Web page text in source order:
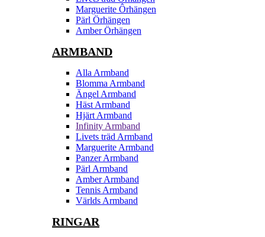
Marguerite Ôrhängen
Pärl Örhängen
Amber Örhängen
ARMBAND
Alla Armband
Blomma Armband
Ängel Armband
Häst Armband
Hjärt Armband
Infinity Armband
Livets träd Armband
Marguerite Armband
Panzer Armband
Pärl Armband
Amber Armband
Tennis Armband
Världs Armband
RINGAR